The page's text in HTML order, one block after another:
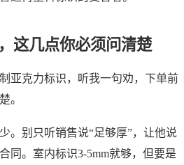
这几点你必须问清楚
亚克力标识，听我一句劝，下单前
。
。别只听销售说“足够厚”，让他说
同。室内标识3-5mm就够，但要是